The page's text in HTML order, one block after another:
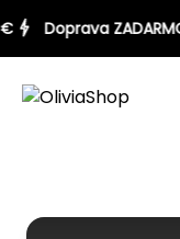
€ Doprava